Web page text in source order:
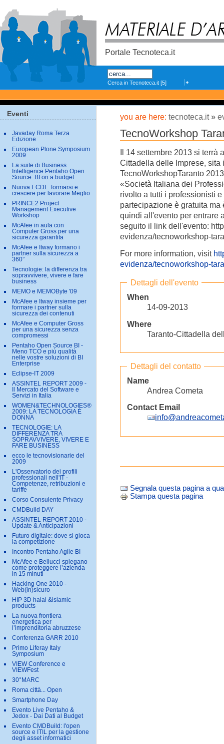
content.
Portale Tecnoteca.it
Search
you are here: tecnoteca.it »
TecnoWorkshop
Il 14 settembre 2013 si terrà
Cittadella delle Imprese,
TecnoWorkshopTaranto
«Società Italiana dei
rivolto a tutti i professionisti
partecipazione è gratuita
quindi all'evento per entrare
seguito il link dell'evento:
evidenza/tecnoworkshop-
For more information, visit
evidenza/tecnoworkshop-
Dettagli dell'evento
When
14-09-2013
Where
Taranto-Cittadella
Dettagli del contatto
Name
Andrea Cometa
Contact Email
Segnala questa pagina a
Stampa questa pagina
Eventi
Javaday Roma Terza
Edizione
European Plone Symposium
2009
La suite di Business
Intelligence Pentaho Open
Source: BI on a budget
Nuova ECDL: formarsi e
crescere per lavorare Meglio
PRINCE2 Project
Management Executive
Workshop
McAfee in aula con
Computer Gross per una
sicurezza garantita
McAfee e Itway formano i
partner sulla sicurezza a
360°
Tecnologie: la differenza tra
sopravvivere, vivere e fare
business
MEMO e MEMOByte '09
McAfee e Itway insieme per
formare i partner sulla
sicurezza dei contenuti
McAfee e Computer Gross
per una sicurezza senza
compromessi
Pentaho Open Source BI -
Meno TCO e più qualità
nelle vostre soluzioni di BI
Enterprise
Eclipse-IT 2009
ASSINTEL REPORT 2009 -
Il Mercato del Software e
Servizi in Italia
WOMEN&TECHNOLOGIES®
2009: LA TECNOLOGIA È
DONNA
TECNOLOGIE: LA
DIFFERENZA TRA
SOPRAVVIVERE, VIVERE E
FARE BUSINESS
ecco le tecnovisionarie del
2009
L'Osservatorio dei profili
professionali nell'IT -
Competenze, retribuzioni e
tariffe
Corso Consulente Privacy
CMDBuild DAY
ASSINTEL REPORT 2010 -
Update & Anticipazioni
Futuro digitale: dove si gioca
la competizione
Incontro Pentaho Agile BI
McAfee e Bellucci spiegano
come proteggere l’azienda
in 15 minuti
Hacking One 2010 -
Web(in)sicuro
HIP 3D halal &islamic
products
La nuova frontiera
energetica per
l’imprenditoria abruzzese
Conferenza GARR 2010
Primo Liferay Italy
Symposium
VIEW Conference e
VIEWFest
30°MARC
Roma città... Open
Smartphone Day
Evento Live Pentaho &
Jedox - Dai Dati al Budget
Evento CMDBuild: l'open
source e ITIL per la gestione
degli asset informatici